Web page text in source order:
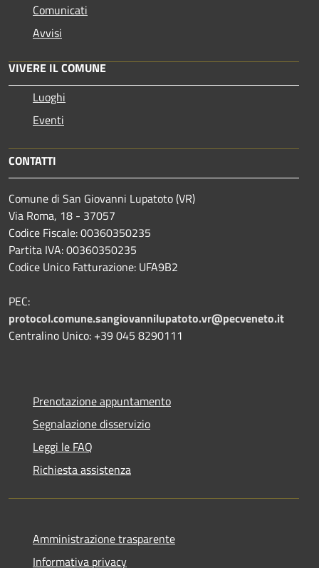
Comunicati
Avvisi
VIVERE IL COMUNE
Luoghi
Eventi
CONTATTI
Comune di San Giovanni Lupatoto (VR)
Via Roma, 18 - 37057
Codice Fiscale: 00360350235
Partita IVA: 00360350235
Codice Unico Fatturazione: UFA9B2
PEC:
protocol.comune.sangiovannilupatoto.vr@pecveneto.it
Centralino Unico: +39 045 8290111
Prenotazione appuntamento
Segnalazione disservizio
Leggi le FAQ
Richiesta assistenza
Amministrazione trasparente
Informativa privacy